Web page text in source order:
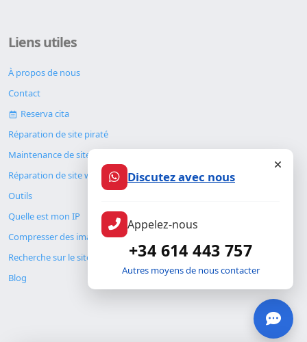
Liens utiles
À propos de nous
Contact
Reserva cita
Réparation de site piraté
Maintenance de site web
Réparation de site web
Outils
Quelle est mon IP
Compresser des images
Recherche sur le site
Blog
Discutez avec nous
Appelez-nous
+34 614 443 757
Autres moyens de nous contacter